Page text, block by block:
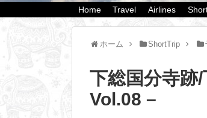
Home Travel Airlines
ホーム ShortTrip
下総国分寺跡
Vol.08 –